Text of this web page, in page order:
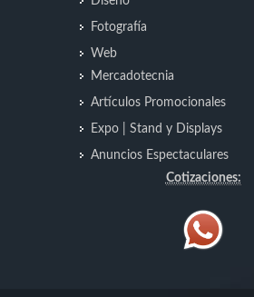
Fotografía
Web
Mercadotecnia
Artículos Promocionales
Expo | Stand y Displays
Anuncios Espectaculares
Cotizaciones: